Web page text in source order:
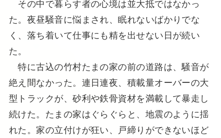
その中で暮らす者の心境は並大抵ではなかっ
た。夜昼騒音に悩まされ、眠れないばかりでな
く、落ち着いて仕事にも精を出せない日が続い
た。
特に古込の竹村たまの家の前の道路は、騒音が
絶え間なかった。連日連夜、積載量オーバーの大
型トラックが、砂利や鉄骨資材を満載して暴走し
続けた。たまの家はぐらぐらと、地震のように揺
れた。家の立付けが狂い、戸締りができないほど